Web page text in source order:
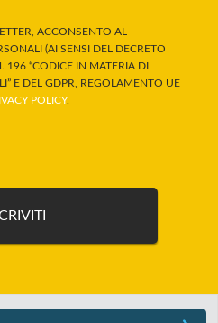
ACCONSENTO AL
(AI SENSI DEL DECRETO
196 “CODICE IN MATERIA DI
E DEL GDPR, REGOLAMENTO UE
POLICY.